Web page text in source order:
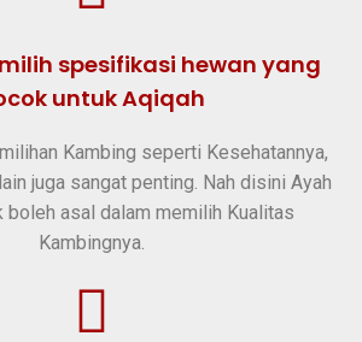
spesifikasi hewan yang
untuk Aqiqah
Kambing seperti Kesehatannya,
juga sangat penting. Nah disini Ayah
boleh asal dalam memilih Kualitas
Kambingnya.